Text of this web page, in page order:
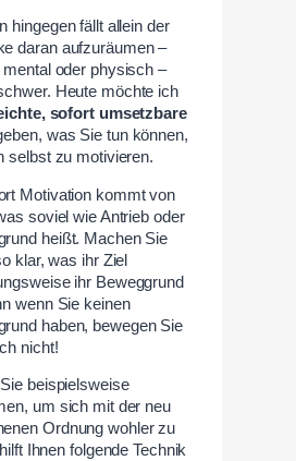
hingegen fällt allein der
daran aufzuräumen –
mental oder physisch –
Heute möchte ich
sofort umsetzbare
was Sie tun können,
selbst zu motivieren.
Motivation kommt von
soviel wie Antrieb oder
heißt. Machen Sie
klar, was ihr Ziel
ihr Beweggrund
wenn Sie keinen
haben, bewegen Sie
nicht!
beispielsweise
um sich mit der neu
Ordnung wohler zu
Ihnen folgende Technik